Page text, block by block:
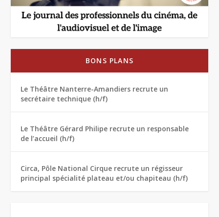
BONS PLANS
Le Théâtre Nanterre-Amandiers recrute un
secrétaire technique (h/f)
Le Théâtre Gérard Philipe recrute un responsable
de l’accueil (h/f)
Circa, Pôle National Cirque recrute un régisseur
principal spécialité plateau et/ou chapiteau (h/f)